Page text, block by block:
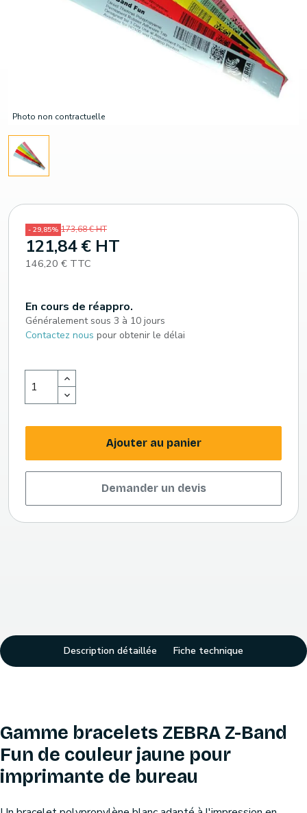
Photo non contractuelle
- 29,85% 173,68 € HT
121,84 € HT
146,20 € TTC
En cours de réappro.
Généralement sous 3 à 10 jours
Contactez nous pour obtenir le délai
Ajouter au panier
Demander un devis
Description détaillée Fiche technique
Gamme bracelets ZEBRA Z-Band
Fun de couleur jaune pour
imprimante de bureau